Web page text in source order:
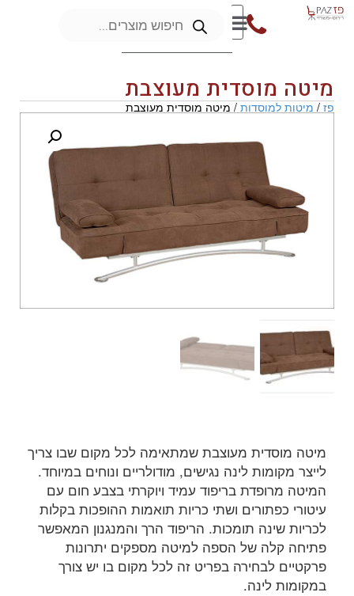
מיטה מוסדית מעוצבת
פז/מיטות למוסדות/ מיטה מוסדית מעוצבת
מיטה מוסדית מעוצבת שמתאימה לכל מקום שבו צריך
לייצר מקומות לינה נגישים, מודולריים ונוחים במיוחד.
המיטה מרופדת בריפוד עמיד ויוקרתי בצבע חום עם
עיטורי כפתורים ושתי כריות תואמות ההופכות בקלות
לכריות שינה תומכות. הריפוד הרך והמנגנון המאפשר
פתיחה קלה של הספה למיטה מספקים יתרונות
פרקטיים לבחירה בפריט זה לכל מקום בו יש צורך
במקומות לינה.